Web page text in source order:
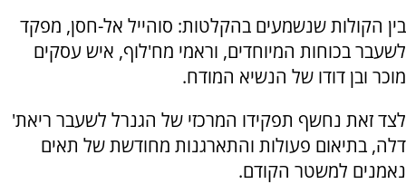
בין הקולות שנשמעים בהקלטות: סוהייל אל-חסן, מפקד
לשעבר בכוחות המיוחדים, וראמי מח'לוף, איש עסקים
מוכר ובן דודו של הנשיא המודח.
לצד זאת נחשף תפקידו המרכזי של הגנרל לשעבר ריאת'
דלה, בתיאום פעולות והתארגנות מחודשת של תאים
נאמנים למשטר הקודם.